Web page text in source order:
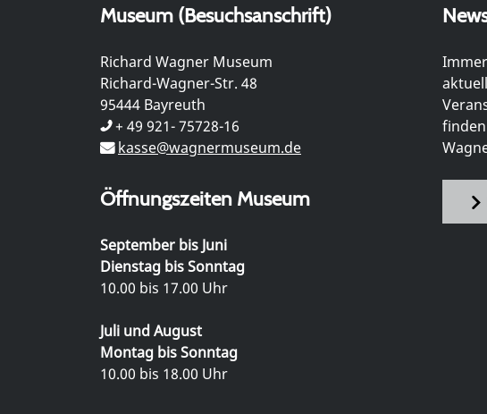
Museum (Besuchsanschrift)
Richard Wagner Museum
Richard-Wagner-Str. 48
95444 Bayreuth
+ 49 921- 75728-16
kasse@wagnermuseum.de
Öffnungszeiten Museum
September bis Juni
Dienstag bis Sonntag
10.00 bis 17.00 Uhr
Juli und August
Montag bis Sonntag
10.00 bis 18.00 Uhr